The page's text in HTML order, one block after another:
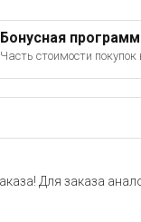
Бонусная
Часть стоимости
Для заказа